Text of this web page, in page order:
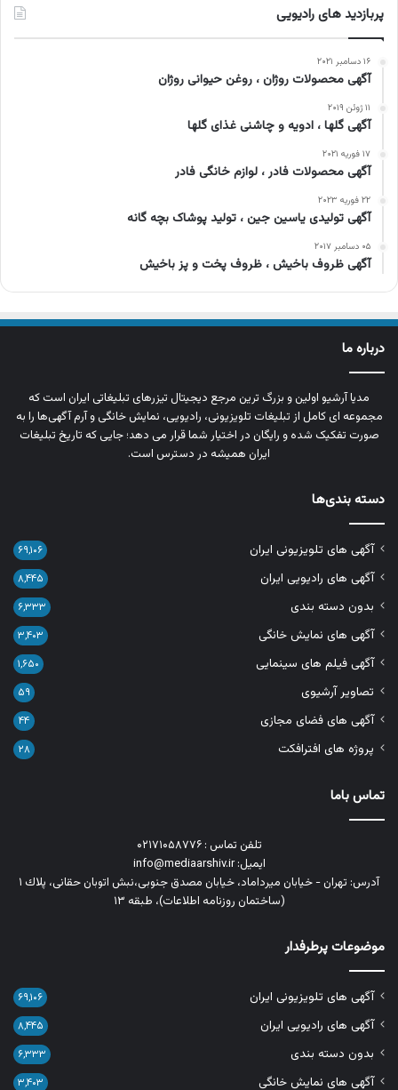
پربازدید های رادیویی
۱۶ دسامبر ۲۰۲۱
آگهی محصولات روژان ، روغن حیوانی روژان
۱۱ ژوئن ۲۰۱۹
آگهی گلها ، ادویه و چاشنی غذای گلها
۱۷ فوریه ۲۰۲۱
آگهی محصولات فادر ، لوازم خانگی فادر
۲۲ فوریه ۲۰۲۳
آگهی تولیدی یاسین جین ، تولید پوشاک بچه گانه
۰۵ دسامبر ۲۰۱۷
آگهی ظروف باخیش ، ظروف پخت و پز باخیش
درباره ما
مدیا آرشیو اولین و بزرگ‌ ترین مرجع دیجیتال تیزرهای تبلیغاتی ایران است که
مجموعه‌ ای کامل از تبلیغات تلویزیونی، رادیویی، نمایش خانگی و آرم‌ آگهی‌ها را به‌
صورت تفکیک‌ شده و رایگان در اختیار شما قرار می‌ دهد؛ جایی که تاریخ تبلیغات
ایران همیشه در دسترس است.
دسته بندی‌ها
آگهی های تلویزیونی ایران ۶۹,۱۰۶
آگهی های رادیویی ایران ۸,۴۴۵
بدون دسته بندی ۶,۳۳۳
آگهی های نمایش خانگی ۳,۴۰۳
آگهی فیلم های سینمایی ۱,۶۵۰
تصاویر آرشیوی ۵۹
آگهی های فضای مجازی ۴۴
پروژه های افترافکت ۲۸
تماس باما
تلفن تماس : ۰۲۱۷۱۰۵۸۷۷۶
ایمیل: info@mediaarshiv.ir
آدرس: تهران - خیابان میرداماد، خیابان مصدق جنوبی،نبش اتوبان حقانی، پلاك ١
(ساختمان روزنامه اطلاعات)، طبقه ۱۳
موضوعات پرطرفدار
آگهی های تلویزیونی ایران ۶۹,۱۰۶
آگهی های رادیویی ایران ۸,۴۴۵
بدون دسته بندی ۶,۳۳۳
آگهی های نمایش خانگی ۳,۴۰۳